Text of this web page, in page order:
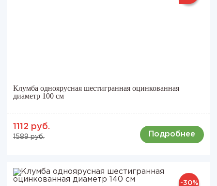
Клумба одноярусная шестигранная оцинкованная
диаметр 100 см
1112 руб.
1589 руб. Подробнее
-30%